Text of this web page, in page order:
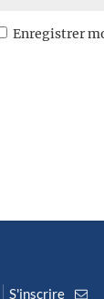
Enregistrer